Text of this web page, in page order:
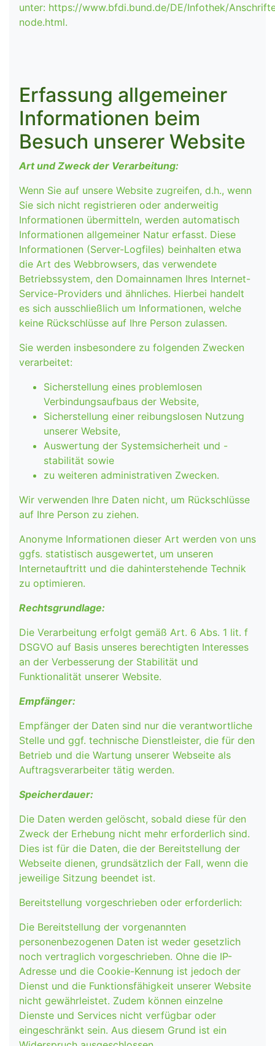
unter: https://www.bfdi.bund.de/DE/Infothek/
node.html.
Erfassung allgemeiner
Informationen beim
Besuch unserer Website
Art und Zweck der Verarbeitung:
Wenn Sie auf unsere Website zugreifen, d.h., wenn
Sie sich nicht registrieren oder anderweitig
Informationen übermitteln, werden automatisch
Informationen allgemeiner Natur erfasst. Diese
Informationen (Server-Logfiles) beinhalten etwa
die Art des Webbrowsers, das verwendete
Betriebssystem, den Domainnamen Ihres Internet-
Service-Providers und ähnliches. Hierbei handelt
es sich ausschließlich um Informationen, welche
keine Rückschlüsse auf Ihre Person zulassen.
Sie werden insbesondere zu folgenden Zwecken
verarbeitet:
Sicherstellung eines problemlosen
Verbindungsaufbaus der Website,
Sicherstellung einer reibungslosen Nutzung
unserer Website,
Auswertung der Systemsicherheit und -
stabilität sowie
zu weiteren administrativen Zwecken.
Wir verwenden Ihre Daten nicht, um Rückschlüsse
auf Ihre Person zu ziehen.
Anonyme Informationen dieser Art werden von uns
ggfs. statistisch ausgewertet, um unseren
Internetauftritt und die dahinterstehende Technik
zu optimieren.
Rechtsgrundlage:
Die Verarbeitung erfolgt gemäß Art. 6 Abs. 1 lit. f
DSGVO auf Basis unseres berechtigten Interesses
an der Verbesserung der Stabilität und
Funktionalität unserer Website.
Empfänger:
Empfänger der Daten sind nur die verantwortliche
Stelle und ggf. technische Dienstleister, die für den
Betrieb und die Wartung unserer Webseite als
Auftragsverarbeiter tätig werden.
Speicherdauer:
Die Daten werden gelöscht, sobald diese für den
Zweck der Erhebung nicht mehr erforderlich sind.
Dies ist für die Daten, die der Bereitstellung der
Webseite dienen, grundsätzlich der Fall, wenn die
jeweilige Sitzung beendet ist.
Bereitstellung vorgeschrieben oder erforderlich:
Die Bereitstellung der vorgenannten
personenbezogenen Daten ist weder gesetzlich
noch vertraglich vorgeschrieben. Ohne die IP-
Adresse und die Cookie-Kennung ist jedoch der
Dienst und die Funktionsfähigkeit unserer Website
nicht gewährleistet. Zudem können einzelne
Dienste und Services nicht verfügbar oder
eingeschränkt sein. Aus diesem Grund ist ein